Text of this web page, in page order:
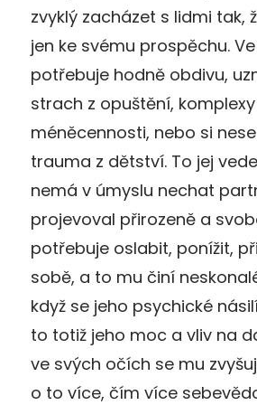
zvyklý zacházet s lidmi tak,
jen ke svému prospěchu.
potřebuje hodně obdivu,
strach z opuštění, komplexy
méněcennosti, nebo si
trauma z dětství. To jej
nemá v úmyslu nechat
projevoval přirozeně a
potřebuje oslabit, ponížit,
sobě, a to mu činí
když se jeho psychické
to totiž jeho moc a vliv na
ve svých očích se mu
o to více, čím více